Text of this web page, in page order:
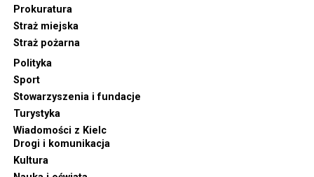
Prokuratura
Straż miejska
Straż pożarna
Polityka
Sport
Stowarzyszenia i fundacje
Turystyka
Wiadomości z Kielc
Drogi i komunikacja
Kultura